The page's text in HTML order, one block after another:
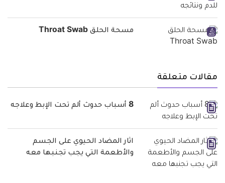
مسحة الحلق Throat Swab
مقالات متعلقة
8 أسباب حدوث ألم تحت الإبط وعلاجه
اثار المضاد الحيوي على الجسم
والأطعمة التي يجب تجنبها معه